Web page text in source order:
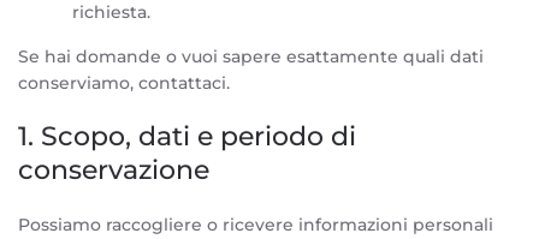
richiesta.
Se hai domande o vuoi sapere esattamente quali dati
conserviamo, contattaci.
1. Scopo, dati e periodo di
conservazione
Possiamo raccogliere o ricevere informazioni personali